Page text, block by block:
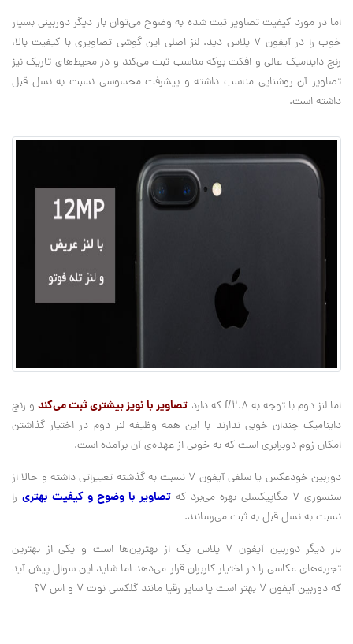
اما در مورد کیفیت تصاویر ثبت شده به وضوح می‌توان بار دیگر دوربینی بسیار
خوب را در آیفون 7 پلاس دید. لنز اصلی این گوشی تصاویری با کیفیت بالا،
رنج داینامیک عالی و افکت بوکه مناسب ثبت می‌کند و در محیط‌های تاریک نیز
تصاویر آن روشنایی مناسب داشته و پیشرفت محسوسی نسبت به نسل قبل
داشته است.
اما لنز دوم با توجه به f/2.8که دارد تصاویر با نویز بیشتری ثبت می‌کندو رنج
داینامیک چندان خوبی ندارند با این همه وظیفه لنز دوم در اختیار گذاشتن
امکان زوم دوبرابری است که به خوبی از عهده‌ی آن برآمده است.
دوربین خودعکس یا سلفی آیفون 7 نسبت به گذشته تغییراتی داشته و حالا از
سنسوری 7 مگاپیکسلی بهره می‌برد که
تصاویر با وضوح و کیفیت بهتری را
نسبت به نسل قبل به ثبت می‌رسانند.
بار دیگر دوربین آیفون 7 پلاس یک از بهترین‌ها است و یکی از بهترین
تجربه‌های عکاسی را در اختیار کاربران قرار می‌دهد اما شاید این سوال پیش آید
که دوربین آیفون 7 بهتر است یا سایر رقیا مانند گلکسی نوت ۷ و اس ۷؟